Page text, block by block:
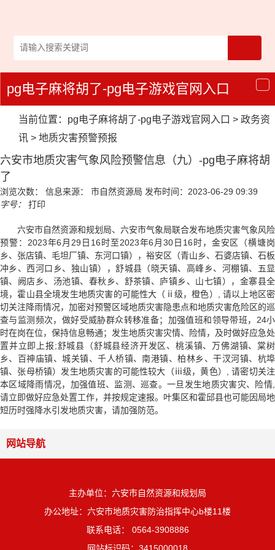
导
航
pg电子麻将胡了-pg电子游戏官网入口
当前位置： pg电子麻将胡了-pg电子游戏官网入口 > 政务资
讯 > 地质灾害预警预报
六安市地质灾害气象风险预警信息（九）-pg电子麻将胡
了
浏览次数： 信息来源： 市自然资源局 发布时间：2023-06-29 09:39
字号：
打印
六安市自然资源和规划局、六安市气象局联合发布地质灾害气象风险
预警：2023年6月29日16时至2023年6月30日16时，金安区（横塘岗
乡、张店镇、毛坦厂镇、东河口镇），裕安区（青山乡、石婆店镇、石板
冲乡、西河口乡、独山镇），舒城县（晓天镇、高峰乡、河棚镇、五显
镇、阙店乡、汤池镇、春秋乡、舒茶镇、庐镇乡、山七镇），金寨县全
境，霍山县全境发生地质灾害的可能性大（ⅱ级，橙色）, 请以上地区密
切关注降雨情况，加密对预警区域地质灾害隐患点和地质灾害危险区的巡
查与监测频次，做好受威胁群众转移准备；加强值班和领导带班，24小
时在岗在位，保持信息畅通；发生地质灾害灾情、险情，及时做好应急处
置并立即上报;舒城县（舒城县经济开发区、桃溪镇、万佛湖镇、棠树
乡、百神庙镇、城关镇、千人桥镇、南港镇、柏林乡、干汊河镇、杭埠
镇、张母桥镇）发生地质灾害的可能性较大（ⅲ级，黄色）, 请密切关注
本区域降雨情况，加强值班、监测、巡查。一旦发生地质灾害灾、险情,
请立即做好应急处置工作，并按规定速报。叶集区和霍邱县也可能因局地
短历时强降水引发地质灾害，请加强防范。
网站导航
主办单位：六安市自然资源和规划局
办公地址：六安市地质灾害防治指挥中心b楼11楼
联系电话： 0564-3908886